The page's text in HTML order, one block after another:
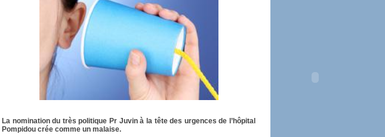
DMP, l'Arlésienne va devenir réalité
Déploiement prévu au 4ème trimestre 2016
lire la suite >>
Soins palliatifs: 40 millions de plus en 2016
La nomination du très politique Pr Juvin à la tête des urgences de l’hôpital
Pompidou crée comme un malaise.